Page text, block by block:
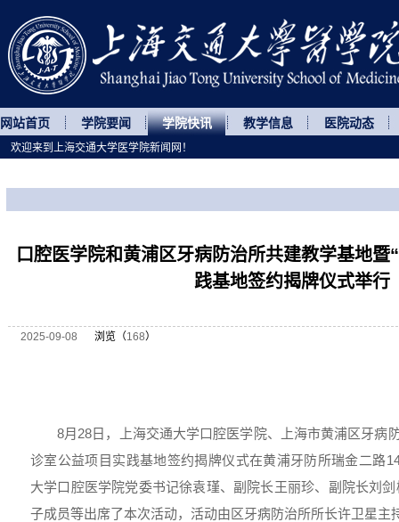
网站首页 学院要闻 学院快讯 教学信息 医院动态
口腔医学院和黄浦区牙病防治所共建教学基地暨
践基地签约揭牌仪式举行
2025-09-08 浏览（168）
8月28日，上海交通大学口腔医学院、上海市黄浦区牙病
诊室公益项目实践基地签约揭牌仪式在黄浦牙防所瑞金二路
大学口腔医学院党委书记徐袁瑾、副院长王丽珍、副院长刘
子成员等出席了本次活动，活动由区牙病防治所所长许卫星主
欢迎来到上海交通大学医学院新闻网！